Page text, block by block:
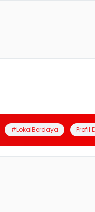
#LokalBerdaya Profil